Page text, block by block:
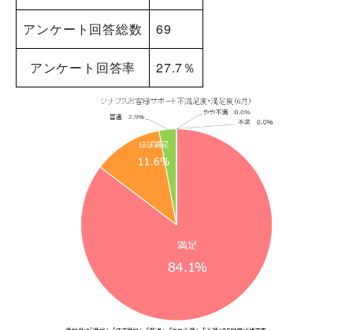
アンケート回答総数 69
アンケート回答率 27.7％